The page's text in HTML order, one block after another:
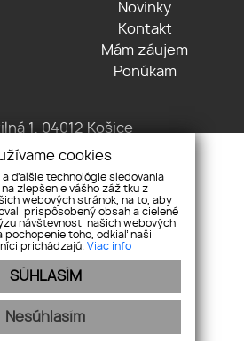
Novinky
Kontakt
Mám záujem
Ponúkam
1, 04012 Košice
915 322 431
Pod záštitou
LV reality s.r.o.
cookies
a ďalšie technológie sledovania
zlepšenie vášho zážitku z
webových stránok, na to, aby
prispôsobený obsah a cielené
návštevnosti našich webových
pochopenie toho, odkiaľ naši
prichádzajú. Viac info
SÚHLASÍM
Nesúhlasím